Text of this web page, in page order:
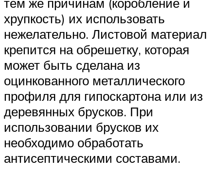
тем же причинам (коробление и
хрупкость) их использовать
нежелательно. Листовой материал
крепится на обрешетку, которая
может быть сделана из
оцинкованного металлического
профиля для гипоскартона или из
деревянных брусков. При
использовании брусков их
необходимо обработать
антисептическими составами.